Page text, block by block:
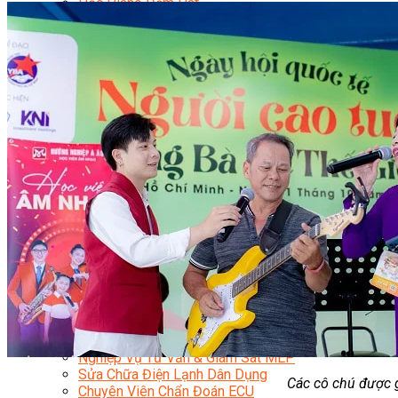
Học Piano Trẻ Em
Học Đàn Guitar
Học Guitar Đệm Hát
Học Electric Guitar (Guitar Điện)
Học Electric Guitar Cover
Học Keyboard
Học Đánh Trống Jazz
Học Thanh Nhạc
Học Thanh Nhạc Trẻ Em
Học Hát Hay Như Thần Tượng
Học K-POP Dance
Học Nhảy Hiện Đại
Chuyên Đề Tiktok Dance
Kỹ Thuật – Công Nghệ
Kỹ Thuật Viên Điện – Nước – Điện Lạnh Dân Dụng
Kỹ Thuật Viên Điện Lạnh Ô Tô
Kỹ Thuật Viên Điện – Điện Tử Ô Tô Cơ Bản
Kỹ Thuật Viên Điện Lạnh Dân Dụng
Kỹ Thuật Viên Điện Dân Dụng
Kỹ Thuật Viên Điện Công Nghiệp
Nghiệp Vụ Tư Vấn & Giám Sát MEP
Sửa Chữa Điện Lạnh Dân Dụng
Chuyên Viên Chẩn Đoán ECU
Các cô chú được